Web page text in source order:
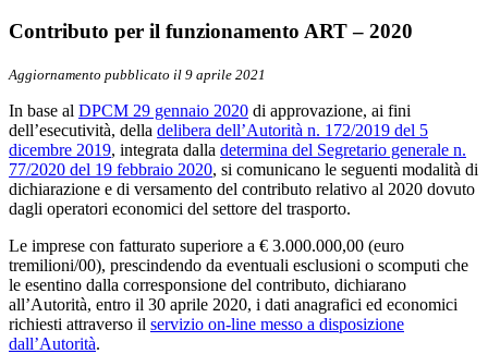
Contributo per il funzionamento ART – 2020
Aggiornamento pubblicato il 9 aprile 2021
In base al DPCM 29 gennaio 2020 di approvazione, ai fini
dell’esecutività, della delibera dell’Autorità n. 172/2019 del 5
dicembre 2019, integrata dalla determina del Segretario generale n.
77/2020 del 19 febbraio 2020, si comunicano le seguenti modalità di
dichiarazione e di versamento del contributo relativo al 2020 dovuto
dagli operatori economici del settore del trasporto.
Le imprese con fatturato superiore a € 3.000.000,00 (euro
tremilioni/00), prescindendo da eventuali esclusioni o scomputi che
le esentino dalla corresponsione del contributo, dichiarano
all’Autorità, entro il 30 aprile 2020, i dati anagrafici ed economici
richiesti attraverso il servizio on-line messo a disposizione
dall’Autorità.